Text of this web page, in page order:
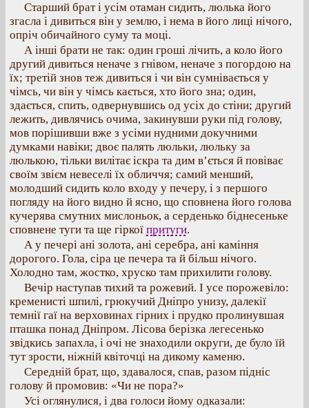
Старший брат і усім отаман сидить, люлька його
згасла і дивиться він у землю, і нема в його лиці нічого,
опріч обичайного суму та моці.
А інші брати не так: один гроші лічить, а коло його
другий дивиться неначе з гнівом, неначе з погордою на
їх; третій знов теж дивиться і чи він сумнівається у
чімсь, чи він у чімсь кається, хто його зна; один,
здається, спить, одвернувшись од усіх до стіни; другий
лежить, дивлячись очима, закинувши руки під голову,
мов порішивши вже з усіми нудними докучними
думками навіки; двоє палять люльки, люльку за
люлькою, тільки вилітає іскра та дим в’ється й повіває
своїм звієм невеселі їх обличчя; самий менший,
молодший сидить коло входу у печеру, і з першого
погляду на його видно й ясно, що сповнена його голова
кучерява смутних мислоньок, а серденько біднесеньке
сповнене туги та ще гіркої притуги.
А у печері ані золота, ані серебра, ані каміння
дорогого. Гола, сіра це печера та й більш нічого.
Холодно там, жостко, хруско там прихилити голову.
Вечір наступав тихий та рожевий. І усе порожевіло:
кременисті шпилі, грюкучий Дніпро унизу, далекії
темнії гаї на верховинах гірних і прудко пролинувшая
пташка понад Дніпром. Лісова берізка легесенько
звідкись запахла, і очі не знаходили округи, де було їй
тут зрости, ніжній квіточці на дикому каменю.
Середній брат, що, здавалося, спав, разом підніс
голову й промовив: «Чи не пора?»
Усі оглянулися, і два голоси йому одказали: